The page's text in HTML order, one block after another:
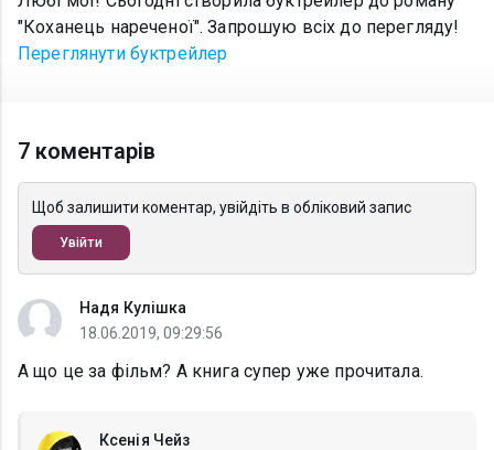
"Коханець нареченої". Запрошую всіх до перегляду!
Переглянути буктрейлер
7 коментарів
Щоб залишити коментар, увійдіть в обліковий запис
Увійти
Надя Кулішка
18.06.2019, 09:29:56
А що це за фільм? А книга супер уже прочитала.
Ксенія Чейз